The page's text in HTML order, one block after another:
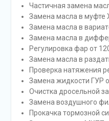
Частичная замена
Замена масла в муфте
Замена масла в
Замена масла в
Регулировка фар от
Замена масла в
Проверка натяжения
Замена жидкости ГУР
Очистка дросельной
Замена воздушного
Прокачка тормозной